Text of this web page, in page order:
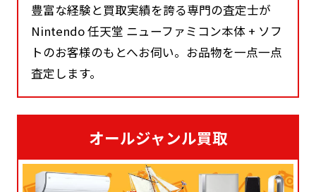
豊富な経験と買取実績を誇る専門の査定士が
Nintendo 任天堂 ニューファミコン本体 + ソフ
トのお客様のもとへお伺い。お品物を一点一点
査定します。
オールジャンル買取